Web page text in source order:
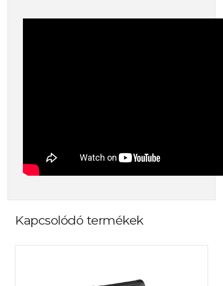
Kapcsolódó termékek